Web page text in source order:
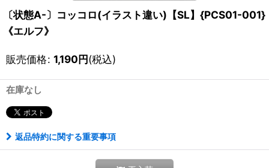
〔状態A-〕コッコロ(イラスト違い)【SL】{PCS01-001}
《エルフ》
販売価格: 1,190円(税込)
在庫なし
返品特約に関する重要事項